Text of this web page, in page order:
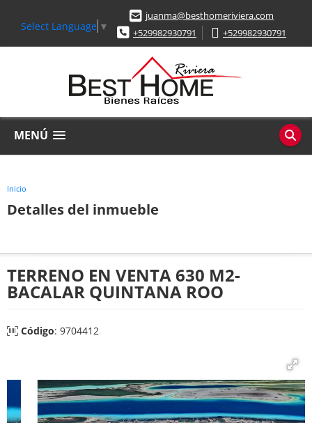
Select Language ▼
juanma@besthomeriviera.com
+529982930791
+529982930791
MENÚ
Inicio
Detalles del inmueble
TERRENO EN VENTA 630 M2-
BACALAR QUINTANA ROO
Código: 9704412